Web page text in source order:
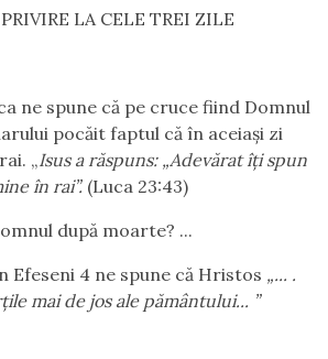
LA CELE TREI ZILE
ne spune că pe cruce fiind Domnul
pocăit faptul că în aceiași zi
„Isus a răspuns: „Adevărat îți spun
în rai”. (Luca 23:43)
după moarte? ...
Efeseni 4 ne spune că Hristos „... .
mai de jos ale pământului... ”